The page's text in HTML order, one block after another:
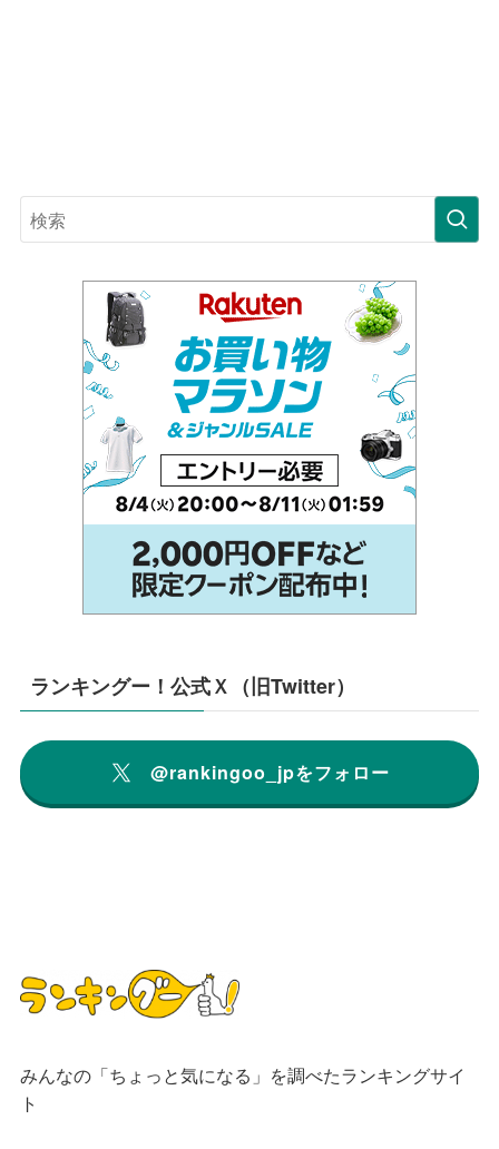
ランキングー！公式Ｘ（旧Twitter）
@rankingoo_jpをフォロー
みんなの「ちょっと気になる」を調べたランキングサイ
ト